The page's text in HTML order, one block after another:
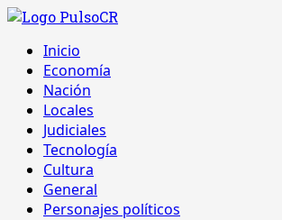
Saltar
contenido
Menú
principal
Inicio
Economía
Nación
Locales
Judiciales
Tecnología
Cultura
General
Personajes políticos